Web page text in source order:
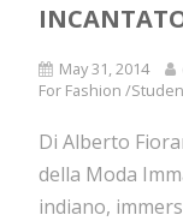
May 31, 2014
For Fashion /
Di Alberto
della Moda
indiano,